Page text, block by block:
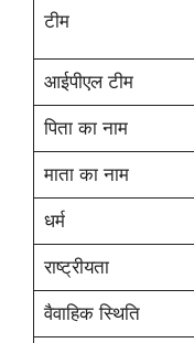
टीम
आईपीएल टीम
पिता का नाम
माता का नाम
धर्म
राष्ट्रीयता
वैवाहिक स्थिति